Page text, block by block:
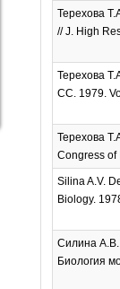
Терехова
// J. High
Терехова
CC. 1979.
Терехова
Congress of
Silina A.V.
Biology.
Силина А.В.
Биология